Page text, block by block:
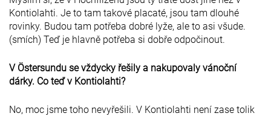
Kontiolahti. Je to tam takové placaté, jsou tam dlouhé
rovinky. Budou tam potřeba dobré lyže, ale to asi všude.
(smích) Teď je hlavně potřeba si dobře odpočinout.
V Östersundu se vždycky řešily a nakupovaly vánoční
dárky. Co teď v Kontiolahti?
No, moc jsme toho nevyřešili. V Kontiolahti není zase tolik